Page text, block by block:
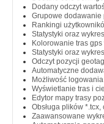
Dodany odczyt
Grupowe dodawanie
Rankingi
Statystyki oraz
Kolorowanie tras
Statystyki oraz
Odczyt pozycji
Automatyczne
Możliwość
Wyświetlanie tras i
Edytor mapy trasy
Obsługa plików
Zaawansowane